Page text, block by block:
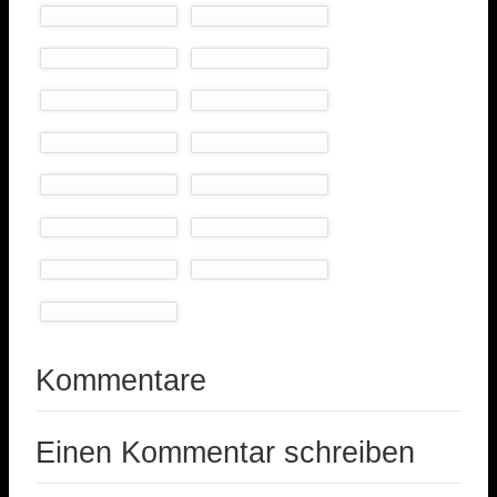
Kommentare
Einen Kommentar schreiben